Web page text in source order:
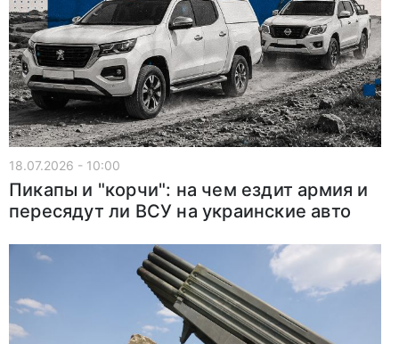
18.07.2026 - 10:00
Пикапы и "корчи": на чем ездит армия и
пересядут ли ВСУ на украинские авто